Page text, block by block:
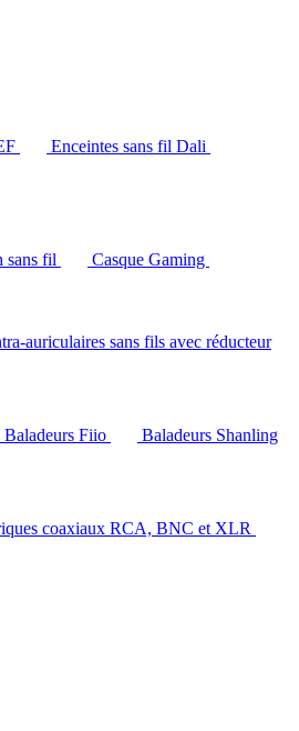
Enceintes sans fil Dali
sans fil
Casque Gaming
auriculaires sans fils avec réducteur
Baladeurs Fiio
Baladeurs Shanling
coaxiaux RCA, BNC et XLR